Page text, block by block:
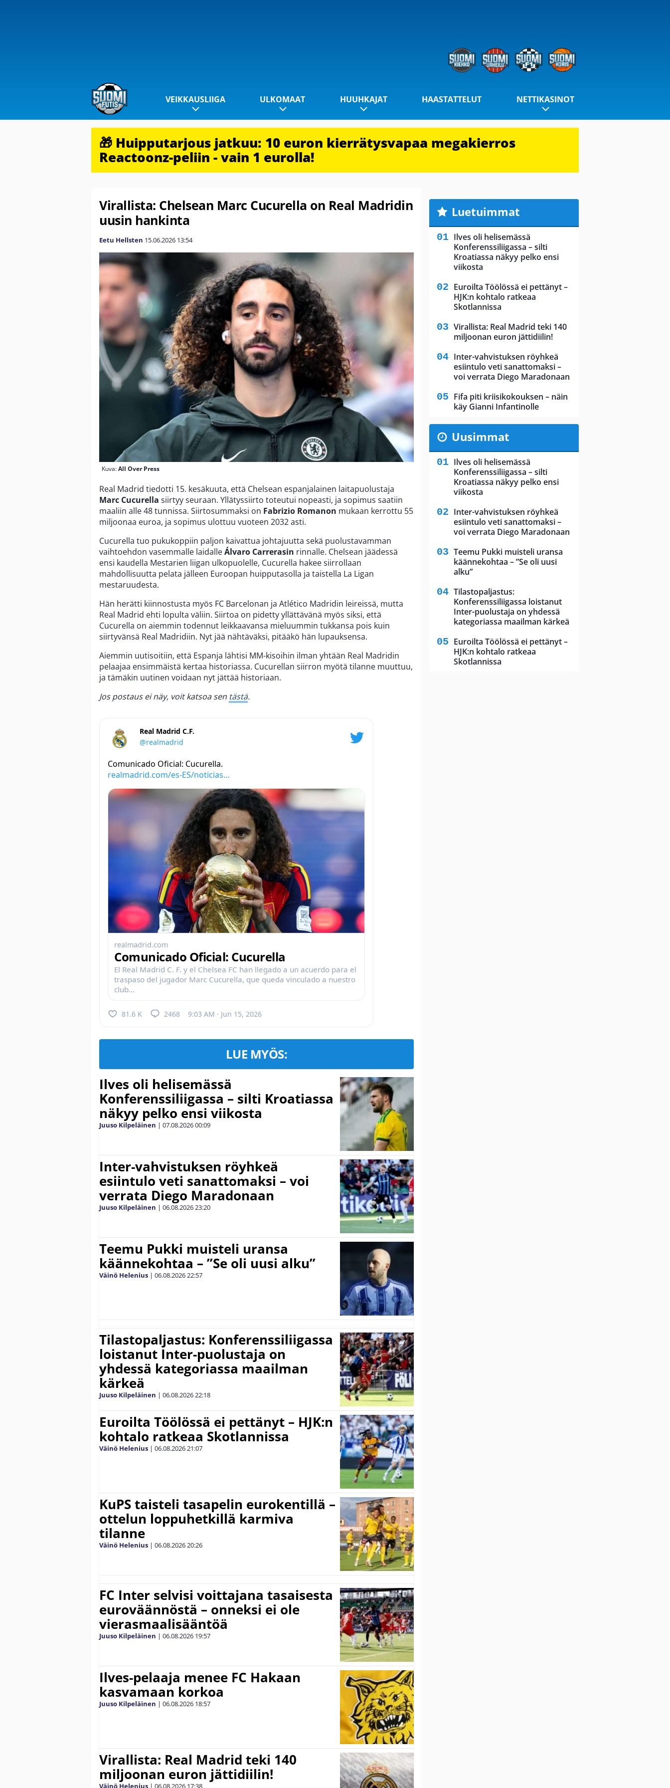
VEIKKAUSLIIGA ULKOMAAT HUUHKAJAT HAASTATTELUT NETTIKASINOT
🎁 Huipputarjous jatkuu: 10 euron kierrätysvapaa megakierros
Reactoonz-peliin - vain 1 eurolla!
Virallista: Chelsean Marc Cucurella on Real Madridin
uusin hankinta
Eetu Hellsten 15.06.2026 13:54
Kuva:All Over Press
Real Madrid tiedotti 15. kesäkuuta, että Chelsean espanjalainen laitapuolustaja
Marc Cucurella siirtyy seuraan. Yllätyssiirto toteutui nopeasti, ja sopimus saatiin
maaliin alle 48 tunnissa. Siirtosummaksi on Fabrizio Romanon mukaan kerrottu 55
miljoonaa euroa, ja sopimus ulottuu vuoteen 2032 asti.
Cucurella tuo pukukoppiin paljon kaivattua johtajuutta sekä puolustavamman
vaihtoehdon vasemmalle laidalleÁlvaro Carrerasin rinnalle. Chelsean jäädessä
ensi kaudella Mestarien liigan ulkopuolelle, Cucurella hakee siirrollaan
mahdollisuutta pelata jälleen Euroopan huipputasolla ja taistella La Ligan
mestaruudesta.
Hän herätti kiinnostusta myös FC Barcelonan ja Atlético Madridin leireissä, mutta
Real Madrid ehti lopulta väliin. Siirtoa on pidetty yllättävänä myös siksi, että
Cucurella on aiemmin todennut leikkaavansa mieluummin tukkansa pois kuin
siirtyvänsä Real Madridiin. Nyt jää nähtäväksi, pitääkö hän lupauksensa.
Aiemmin uutisoitiin, että Espanja lähtisi MM-kisoihin ilman yhtään Real Madridin
pelaajaa ensimmäistä kertaa historiassa. Cucurellan siirron myötä tilanne muuttuu,
ja tämäkin uutinen voidaan nyt jättää historiaan.
Jos postaus ei näy, voit katsoa sen tästä.
Real Madrid C.F.
@realmadrid
Comunicado Oficial: Cucurella.
realmadrid.com/es-ES/noticias…
realmadrid.com
Comunicado Oficial: Cucurella
El Real Madrid C. F. y el Chelsea FC han llegado a un acuerdo para el
traspaso del jugador Marc Cucurella, que queda vinculado a nuestro
club...
81.6 K 2468 9:03 AM · Jun 15, 2026
LUE MYÖS:
Ilves oli helisemässä
Konferenssiliigassa – silti Kroatiassa
näkyy pelko ensi viikosta
Juuso Kilpeläinen | 07.08.202600:09
Inter-vahvistuksen röyhkeä
esiintulo veti sanattomaksi – voi
verrata Diego Maradonaan
Juuso Kilpeläinen | 06.08.202623:20
Teemu Pukki muisteli uransa
käännekohtaa – ”Se oli uusi alku”
Väinö Helenius | 06.08.202622:57
Tilastopaljastus: Konferenssiliigassa
loistanut Inter-puolustaja on
yhdessä kategoriassa maailman
kärkeä
Juuso Kilpeläinen | 06.08.202622:18
Euroilta Töölössä ei pettänyt – HJK:n
kohtalo ratkeaa Skotlannissa
Väinö Helenius | 06.08.202621:07
KuPS taisteli tasapelin eurokentillä –
ottelun loppuhetkillä karmiva
tilanne
Väinö Helenius | 06.08.202620:26
FC Inter selvisi voittajana tasaisesta
euroväännöstä – onneksi ei ole
vierasmaalisääntöä
Juuso Kilpeläinen | 06.08.2026 19:57
Ilves-pelaaja menee FC Hakaan
kasvamaan korkoa
Juuso Kilpeläinen | 06.08.2026 18:57
Virallista: Real Madrid teki 140
miljoonan euron jättidiilin!
Väinö Helenius | 06.08.2026 17:38
Luetuimmat
Ilves oli helisemässä
Konferenssiliigassa – silti
Kroatiassa näkyy pelko ensi
viikosta
Euroilta Töölössä ei pettänyt –
HJK:n kohtalo ratkeaa
Skotlannissa
Virallista: Real Madrid teki 140
miljoonan euron jättidiilin!
Inter-vahvistuksen röyhkeä
esiintulo veti sanattomaksi –
voi verrata Diego Maradonaan
Fifa piti kriisikokouksen – näin
käy Gianni Infantinolle
Uusimmat
Ilves oli helisemässä
Konferenssiliigassa – silti
Kroatiassa näkyy pelko ensi
viikosta
Inter-vahvistuksen röyhkeä
esiintulo veti sanattomaksi –
voi verrata Diego Maradonaan
Teemu Pukki muisteli uransa
käännekohtaa – ”Se oli uusi
alku”
Tilastopaljastus:
Konferenssiliigassa loistanut
Inter-puolustaja on yhdessä
kategoriassa maailman kärkeä
Euroilta Töölössä ei pettänyt –
HJK:n kohtalo ratkeaa
Skotlannissa